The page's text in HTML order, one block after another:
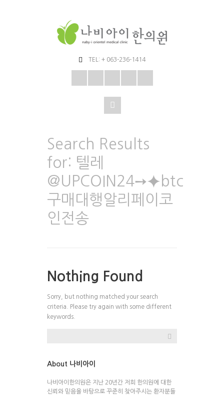
TEL: + 063-236-1414
Search Results
for: 텔레
@UPCOIN24➙⯌btc
구매대행알리페이코
인전송
Nothing Found
Sorry, but nothing matched your search
criteria. Please try again with some different
keywords.
About 나비아이
나비아이한의원은 지난 20년간 저희 한의원에 대한
신뢰와 믿음을 바탕으로 꾸준히 찾아주시는 환자분들